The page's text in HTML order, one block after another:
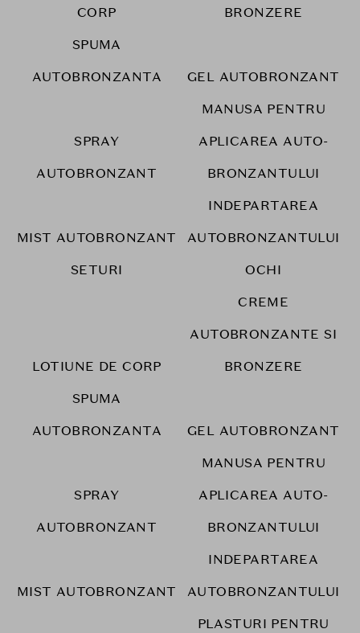
CORP
BRONZERE
SPUMA
AUTOBRONZANTA
GEL AUTOBRONZANT
SPRAY
AUTOBRONZANT
MANUSA PENTRU
APLICAREA AUTO-
BRONZANTULUI
MIST AUTOBRONZANT
INDEPARTAREA
AUTOBRONZANTULUI
SETURI
OCHI
LOTIUNE DE CORP
CREME
AUTOBRONZANTE SI
BRONZERE
SPUMA
AUTOBRONZANTA
GEL AUTOBRONZANT
SPRAY
AUTOBRONZANT
MANUSA PENTRU
APLICAREA AUTO-
BRONZANTULUI
MIST AUTOBRONZANT
INDEPARTAREA
AUTOBRONZANTULUI
PLASTURI PENTRU